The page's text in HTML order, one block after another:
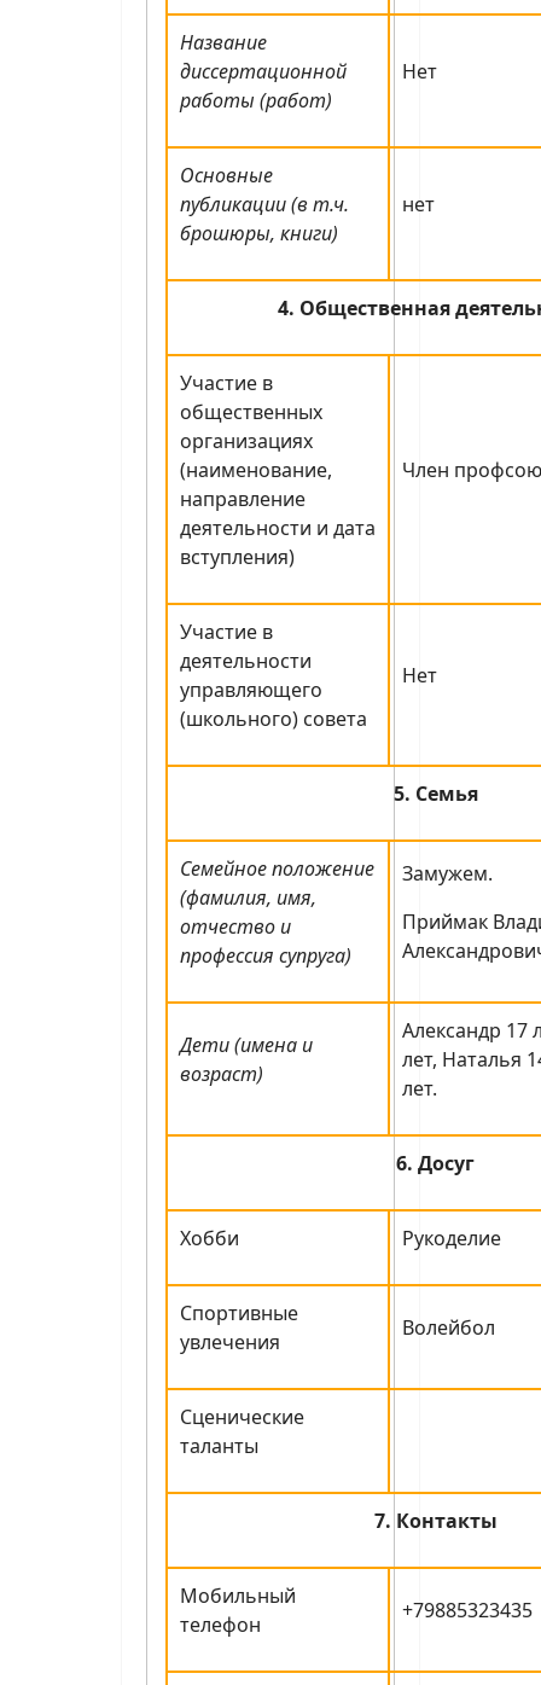
Название
диссертационной
работы (работ)
Нет
Основные
публикации (в т.ч.
брошюры, книги)
нет
4. Общественная
Участие в
общественных
организациях
(наименование,
направление
деятельности и дата
вступления)
Член
Участие в
деятельности
управляющего
(школьного) совета
Нет
5. Семья
Семейное положение
(фамилия, имя,
отчество и
профессия супруга)
Замужем.
Приймак
Дети (имена и
возраст)
Александр 17
лет, Наталья
лет.
6. Досуг
Хобби Рукоделие
Спортивные
увлечения
Волейбол
Сценические
таланты
7. Контакты
Мобильный
телефон
+79885323435